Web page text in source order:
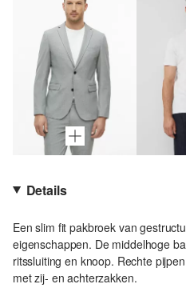
Details
Een slim fit pakbroek van
eigenschappen. De middelhoge
ritssluiting en knoop. Rechte
met zij- en achterzakken.